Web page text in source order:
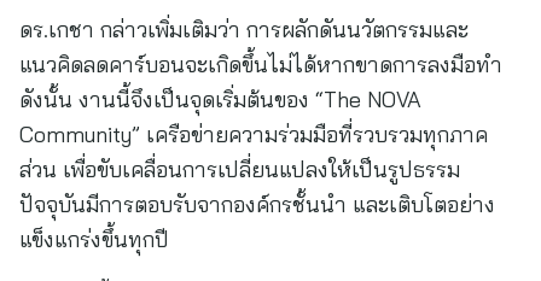
ดร.เกชา กล่าวเพิ่มเติมว่า การผลักดันนวัตกรรมและ
แนวคิดลดคาร์บอนจะเกิดขึ้นไม่ได้หากขาดการลงมือทำ
ดังนั้น งานนี้จึงเป็นจุดเริ่มต้นของ “The NOVA
Community” เครือข่ายความร่วมมือที่รวบรวมทุกภาค
ส่วน เพื่อขับเคลื่อนการเปลี่ยนแปลงให้เป็นรูปธรรม
ปัจจุบันมีการตอบรับจากองค์กรชั้นนำ และเติบโตอย่าง
แข็งแกร่งขึ้นทุกปี